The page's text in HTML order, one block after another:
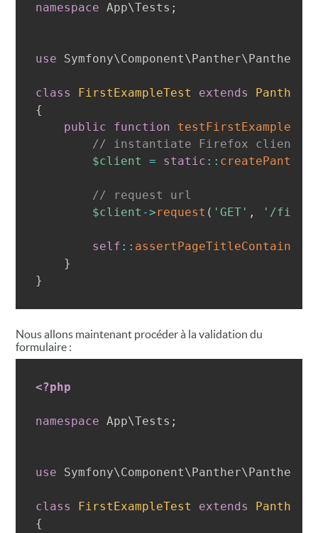
namespace App\Tests ;
use Symfony\Component\ Panther\
class FirstExampleTest extends
{
public
function
// instantiate Firefox client
$client
= static ::
// request url
$client ->request ( 'GET' , '/
self :: assertPageTitleContains
}
}
Nous allons maintenant procéder à la validation du
formulaire :
<?php
namespace App\Tests ;
use Symfony\Component\ Panther\
class FirstExampleTest extends
{